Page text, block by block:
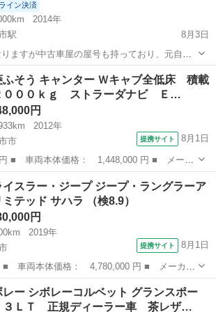
イン決済
2014年
駅
8月3日
ますが中古車屋の屋号も持っており、元自動
態の目利きはただの個人出品の方とは違いま
ラティギブリSになります。 Sの為、馬力は410
グレ...
廿日市駅 その他
ふそう キャンター Ｗキャブ全低床 積載
０００ｋｇ ストラーダナビ Ｅ…
円
2012年
市
提携サイト 8月1日
車種名： キャンター ■ グレード名： Ｗ
０００ｋｇ ストラーダナビ ＥＴＣ リア
その他
イスラー・ジープ ジープ・ラングラーア
ミテッド サハラ （検8.9）
円
2019年
提携サイト 8月1日
ープ ■ 車種名： ジープ・ラングラーアン
ド名： サハラ ■ 排気量： 2000cc ■ ド
その他
レー シボレーコルベット グランスポー
ＬＴ 正規ディーラー車 茶レザ…